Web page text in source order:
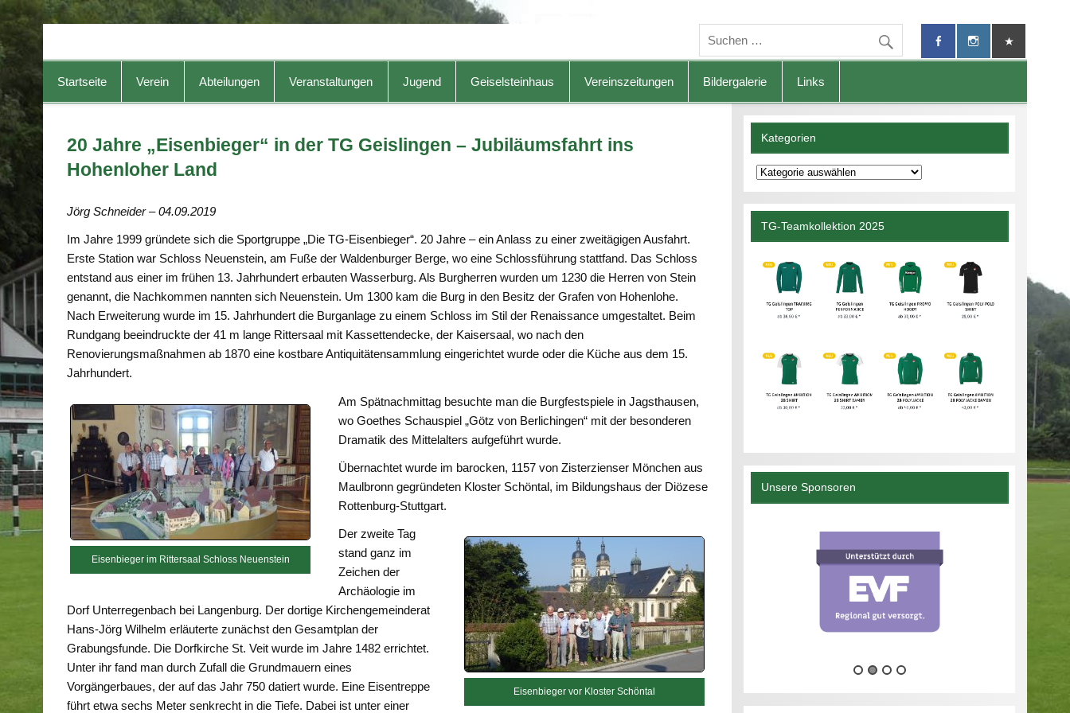
TG-Geislingen e. V.
Startseite Verein Abteilungen Veranstaltungen Jugend Geiselsteinhaus Vereinszeitungen Bildergalerie Links
20 Jahre „Eisenbieger“ in der TG Geislingen – Jubiläumsfahrt ins
Hohenloher Land
Jörg Schneider – 04.09.2019
Im Jahre 1999 gründete sich die Sportgruppe „Die TG-Eisenbieger“. 20 Jahre – ein Anlass zu einer zweitägigen Ausfahrt.
Erste Station war Schloss Neuenstein, am Fuße der Waldenburger Berge, wo eine Schlossführung stattfand. Das Schloss
entstand aus einer im frühen 13. Jahrhundert erbauten Wasserburg. Als Burgherren wurden um 1230 die Herren von Stein
genannt, die Nachkommen nannten sich Neuenstein. Um 1300 kam die Burg in den Besitz der Grafen von Hohenlohe.
Nach Erweiterung wurde im 15. Jahrhundert die Burganlage zu einem Schloss im Stil der Renaissance umgestaltet. Beim
Rundgang beeindruckte der 41 m lange Rittersaal mit Kassettendecke, der Kaisersaal, wo nach den
Renovierungsmaßnahmen ab 1870 eine kostbare Antiquitätensammlung eingerichtet wurde oder die Küche aus dem 15.
Jahrhundert.
Eisenbieger im Rittersaal Schloss Neuenstein
Am Spätnachmittag besuchte man die Burgfestspiele in Jagsthausen,
wo Goethes Schauspiel „Götz von Berlichingen“ mit der besonderen
Dramatik des Mittelalters aufgeführt wurde.
Übernachtet wurde im barocken, 1157 von Zisterzienser Mönchen aus
Maulbronn gegründeten Kloster Schöntal, im Bildungshaus der Diözese
Rottenburg-Stuttgart.
Eisenbieger vor Kloster Schöntal
Der zweite Tag
stand ganz im
Zeichen der
Archäologie im
Dorf Unterregenbach bei Langenburg. Der dortige Kirchengemeinderat
Hans-Jörg Wilhelm erläuterte zunächst den Gesamtplan der
Grabungsfunde. Die Dorfkirche St. Veit wurde im Jahre 1482 errichtet.
Unter ihr fand man durch Zufall die Grundmauern eines
Vorgängerbaues, der auf das Jahr 750 datiert wurde. Eine Eisentreppe
führt etwa sechs Meter senkrecht in die Tiefe. Dabei ist unter einer
Kategorien
Kategorien
TG-Teamkollektion 2025
Unsere Sponsoren